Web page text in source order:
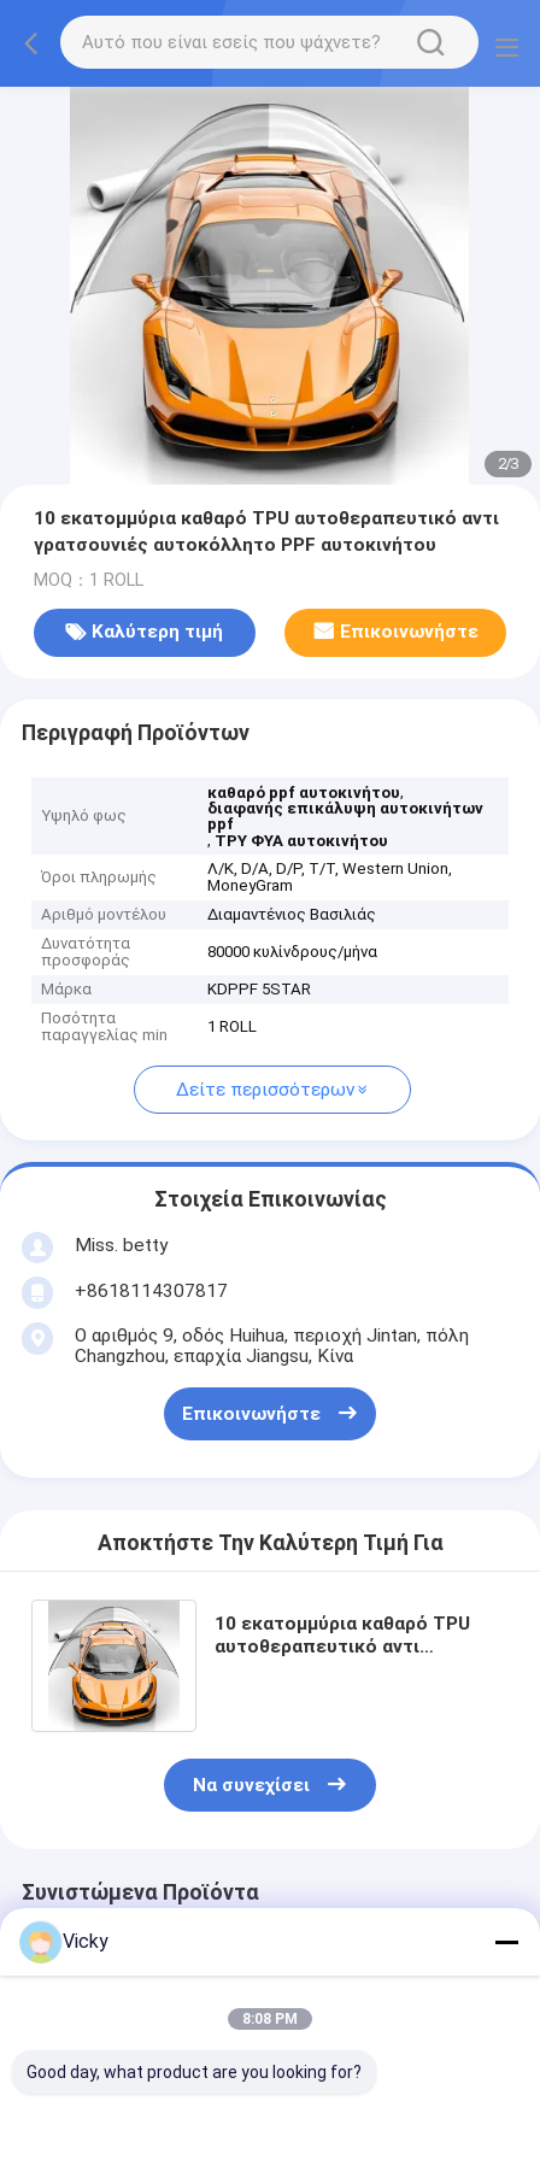
2/3
10 εκατομμύρια καθαρό TPU αυτοθεραπευτικό αντι
γρατσουνιές αυτοκόλλητο PPF αυτοκινήτου
MOQ：1 ROLL
Καλύτερη τιμή Επικοινωνήστε
Περιγραφή Προϊόντων
Υψηλό φως
καθαρό ppf αυτοκινήτου,
διαφανής επικάλυψη αυτοκινήτων
ppf
, ΤΡΥ ΦΥΑ αυτοκινήτου
Όροι πληρωμής
Λ/Κ, D/A, D/P, T/T, Western Union,
MoneyGram
Αριθμό μοντέλου
Διαμαντένιος Βασιλιάς
Δυνατότητα
προσφοράς
80000 κυλίνδρους/μήνα
Μάρκα
KDPPF 5STAR
Ποσότητα
παραγγελίας min
1 ROLL
Δείτε περισσότερων
Στοιχεία Επικοινωνίας
Miss. betty
+8618114307817
Ο αριθμός 9, οδός Huihua, περιοχή Jintan, πόλη
Changzhou, επαρχία Jiangsu, Κίνα
Επικοινωνήστε
Αποκτήστε Την Καλύτερη Τιμή Για
10 εκατομμύρια καθαρό TPU
αυτοθεραπευτικό αντι
Να συνεχίσει
Συνιστώμενα Προϊόντα
Vicky
8:08 PM
Good day, what product are you looking for?